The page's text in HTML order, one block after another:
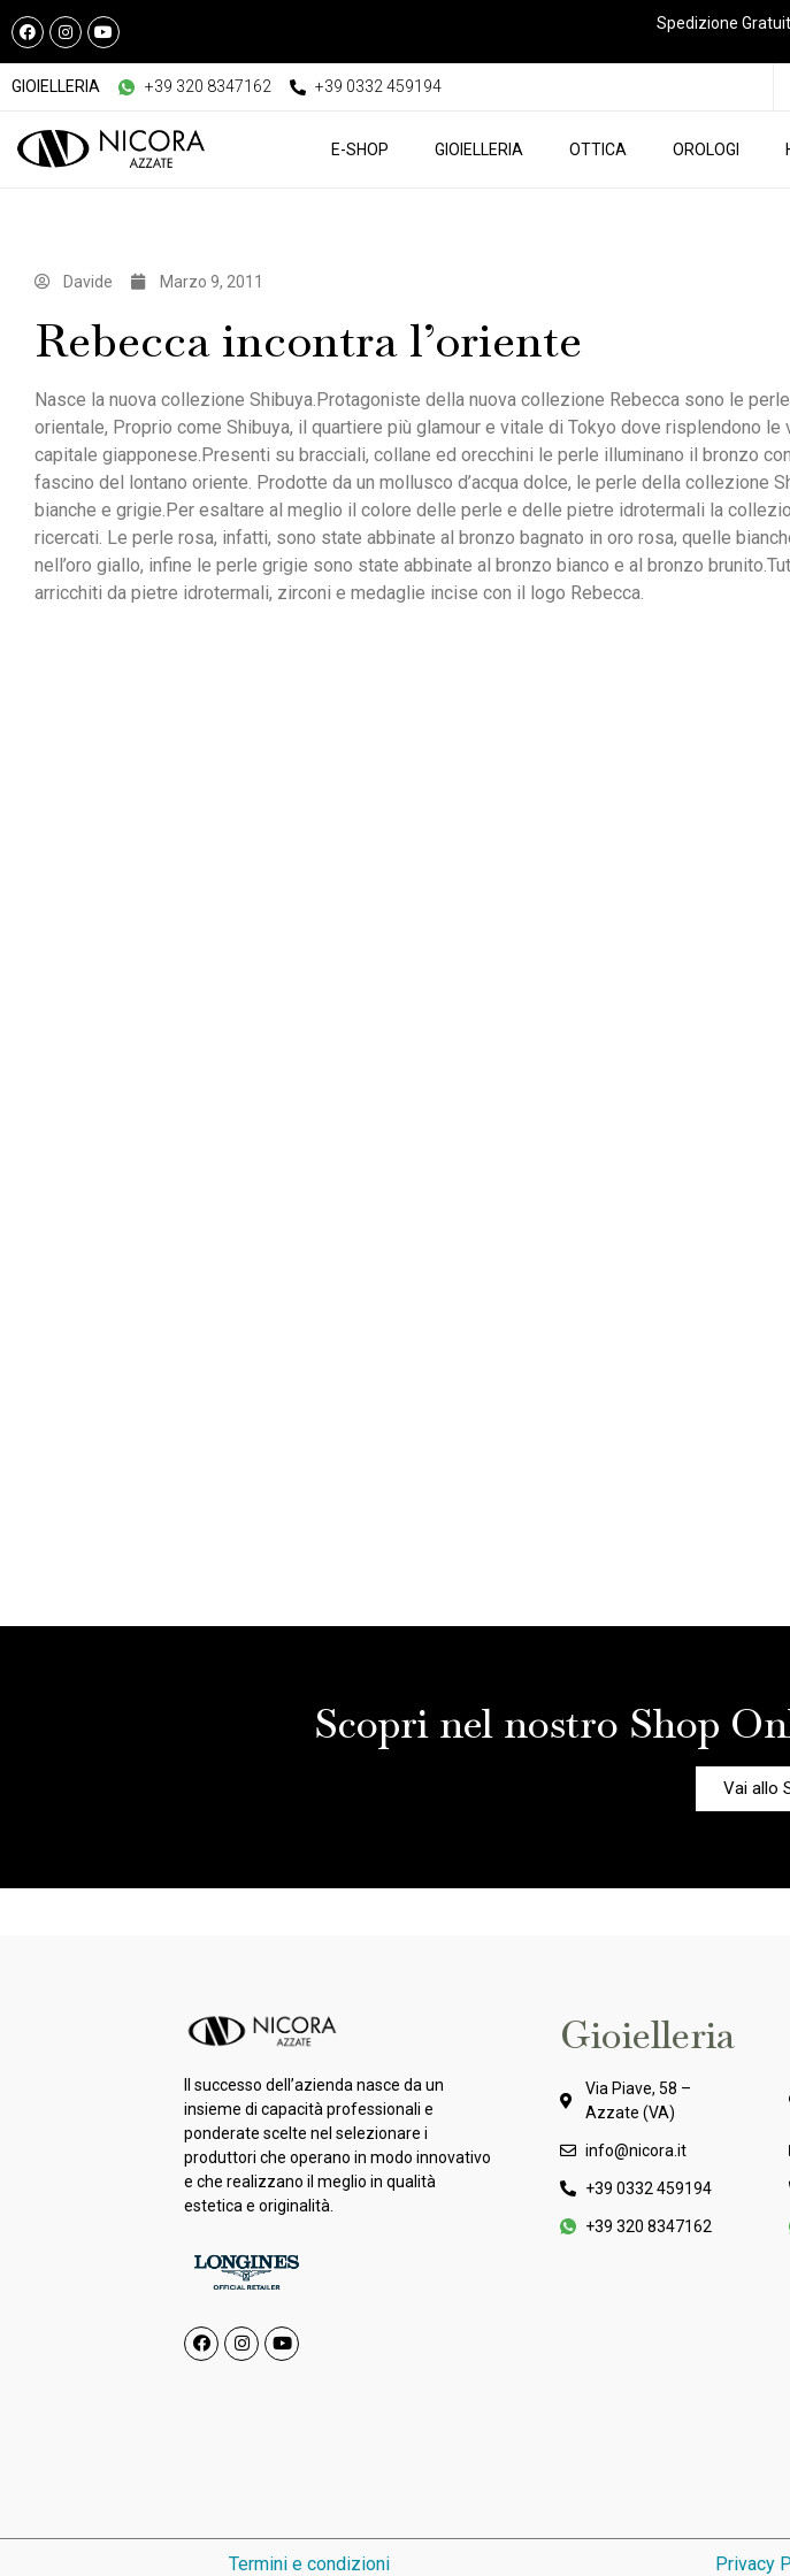
Spedizione
GIOIELLERIA +39 320 8347162 +39 0332 459194
E-SHOP GIOIELLERIA OTTICA OROLOGI
Davide Marzo 9, 2011
Rebecca incontra l’oriente
Nasce la nuova collezione Shibuya.Protagoniste della nuova collezione Rebecca sono le
orientale, Proprio come Shibuya, il quartiere più glamour e vitale di Tokyo dove risplendono
capitale giapponese.Presenti su bracciali, collane ed orecchini le perle illuminano il bronzo
fascino del lontano oriente. Prodotte da un mollusco d’acqua dolce, le perle della collezione
bianche e grigie.Per esaltare al meglio il colore delle perle e delle pietre idrotermali la
ricercati. Le perle rosa, infatti, sono state abbinate al bronzo bagnato in oro rosa, quelle
nell’oro giallo, infine le perle grigie sono state abbinate al bronzo bianco e al bronzo
arricchiti da pietre idrotermali, zirconi e medaglie incise con il logo Rebecca.
Scopri nel nostro Shop
Vai allo
Il successo dell’azienda nasce da un
insieme di capacità professionali e
ponderate scelte nel selezionare i
produttori che operano in modo innovativo
e che realizzano il meglio in qualità
estetica e originalità.
Gioielleria
Via Piave, 58 –
Azzate (VA)
info@nicora.it
+39 0332 459194
+39 320 8347162
Termini e condizioni Privacy